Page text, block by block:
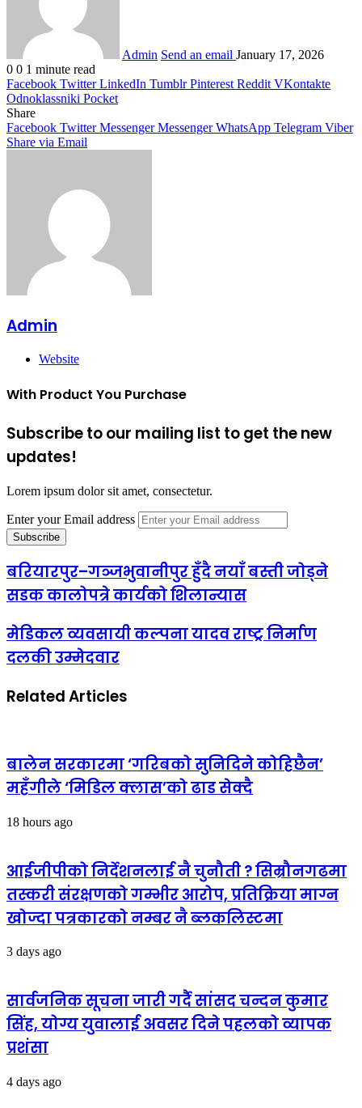
Admin Send an email January 17, 2026
0 0 1 minute read
Facebook Twitter LinkedIn Tumblr Pinterest Reddit VKontakte
Odnoklassniki Pocket
Share
Facebook Twitter Messenger Messenger WhatsApp Telegram Viber
Share via Email
Admin
Website
With Product You Purchase
Subscribe to our mailing list to get the new
updates!
Lorem ipsum dolor sit amet, consectetur.
Enter your Email address
बरियारपुर–गञ्जभुवानीपुर हुँदै नयाँ बस्ती जोड्ने
सडक कालोपत्रे कार्यको शिलान्यास
मेडिकल व्यवसायी कल्पना यादव राष्ट्र निर्माण
दलकी उम्मेदवार
Related Articles
बालेन सरकारमा ‘गरिबको सुनिदिने कोहिछैन’
महँगीले ‘मिडिल क्लास’को ढाड सेक्दै
18 hours ago
आईजीपीको निर्देशनलाई नै चुनौती ? सिम्रौनगढमा
तस्करी संरक्षणको गम्भीर आरोप, प्रतिक्रिया माग्न
खोज्दा पत्रकारको नम्बर नै ब्लकलिस्टमा
3 days ago
सार्वजनिक सूचना जारी गर्दै सांसद चन्दन कुमार
सिंह, योग्य युवालाई अवसर दिने पहलको व्यापक
प्रशंसा
4 days ago